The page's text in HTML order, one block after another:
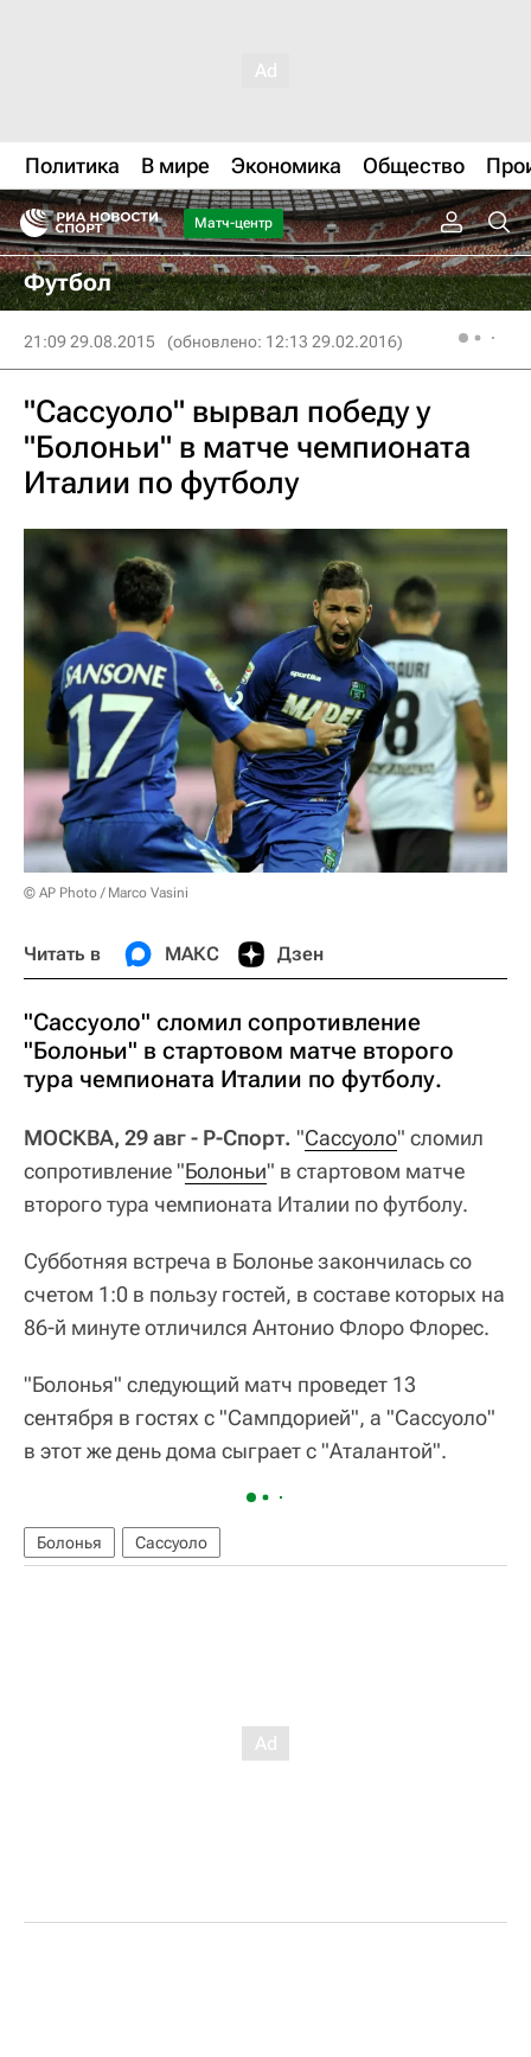
Политика В мире Экономика Общество
Матч-центр
Футбол
21:09 29.08.2015 (обновлено: 12:13 29.02.2016)
"Сассуоло" вырвал победу у
"Болоньи" в матче чемпионата
Италии по футболу
© AP Photo / Marco Vasini
Читать в МАКС Дзен
"Сассуоло" сломил сопротивление
"Болоньи" в стартовом матче второго
тура чемпионата Италии по футболу.
МОСКВА, 29 авг - Р-Спорт. "Сассуоло" сломил
сопротивление "Болоньи" в стартовом матче
второго тура чемпионата Италии по футболу.
Субботняя встреча в Болонье закончилась со
счетом 1:0 в пользу гостей, в составе которых на
86-й минуте отличился Антонио Флоро Флорес.
"Болонья" следующий матч проведет 13
сентября в гостях с "Сампдорией", а "Сассуоло"
в этот же день дома сыграет с "Аталантой".
Болонья Сассуоло